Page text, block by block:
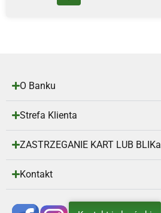
O Banku
Strefa Klienta
ZASTRZEGANIE KART LUB BLIKa
Kontakt